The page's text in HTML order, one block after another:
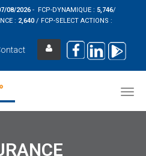
08/2026 - FCP-DYNAMIQUE : 5,746/
: 2,640/ FCP-SELECT ACTIONS :